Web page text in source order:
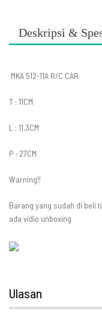
Deskripsi &
MKA 512-11A R/C CAR
T : 11CM
L : 11,3CM
P : 27CM
Warning!!
Barang yang sudah di beli
ada vidio unboxing
Ulasan